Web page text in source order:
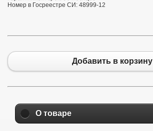
Номер в Госреестре СИ: 48999-12
Добавить в корзину
О товаре